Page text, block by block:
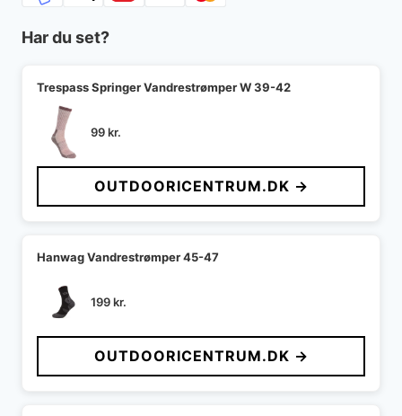
Har du set?
Trespass Springer Vandrestrømper W 39-42
99kr.
OUTDOORICENTRUM.DK →
Hanwag Vandrestrømper 45-47
199kr.
OUTDOORICENTRUM.DK →